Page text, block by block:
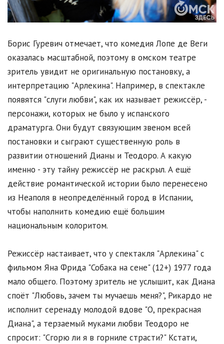
Борис Гуревич отмечает, что комедия Лопе де Веги
оказалась масштабной, поэтому в омском театре
зритель увидит не оригинальную постановку, а
интерпретацию "Арлекина". Например, в спектакле
появятся "слуги любви", как их называет режиссёр, -
персонажи, которых не было у испанского
драматурга. Они будут связующим звеном всей
постановки и сыграют существенную роль в
развитии отношений Дианы и Теодоро. А какую
именно - эту тайну режиссёр не раскрыл. А ещё
действие романтической истории было перенесено
из Неаполя в неопределённый город в Испании,
чтобы наполнить комедию ещё большим
национальным колоритом.
Режиссёр настаивает, что у спектакля "Арлекина" с
фильмом Яна Фрида "Собака на сене" (12+) 1977 года
мало общего. Поэтому зритель не услышит, как Диана
споёт "Любовь, зачем ты мучаешь меня?", Рикардо не
исполнит серенаду молодой вдове "О, прекрасная
Диана", а терзаемый муками любви Теодоро не
спросит: "Сгорю ли я в горниле страсти?" Кстати,